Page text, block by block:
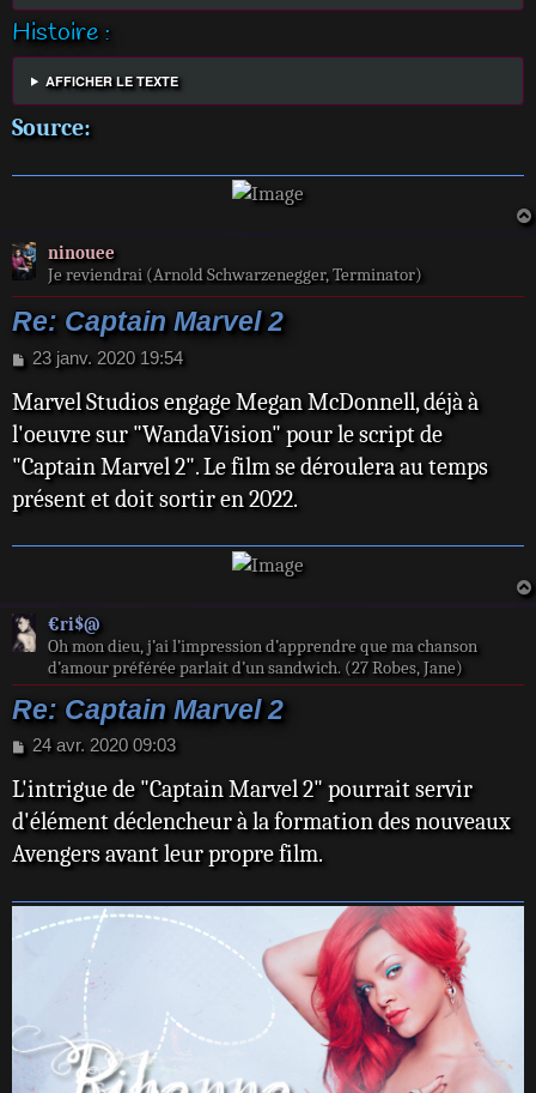
Histoire :
AFFICHER LE TEXTE
Source:
ninouee
Je reviendrai (Arnold Schwarzenegger, Terminator)
Re: Captain Marvel 2
M
s
a
g
23 janv. 2020 19:54
Marvel Studios engage Megan McDonnell, déjà à
l'oeuvre sur "WandaVision" pour le script de
"Captain Marvel 2". Le film se déroulera au temps
présent et doit sortir en 2022.
€ri$@
Oh mon dieu, j’ai l’impression d’apprendre que ma chanson
d’amour préférée parlait d’un sandwich. (27 Robes, Jane)
Re: Captain Marvel 2
M
s
s
a
g
24 avr. 2020 09:03
L'intrigue de "Captain Marvel 2" pourrait servir
d'élément déclencheur à la formation des nouveaux
Avengers avant leur propre film.